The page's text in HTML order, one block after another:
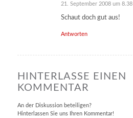
sagte:
21. September 2008 um 8.38
Schaut doch gut aus!
Antworten
HINTERLASSE EINEN
KOMMENTAR
An der Diskussion beteiligen?
Hinterlassen Sie uns Ihren Kommentar!